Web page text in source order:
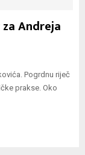
za Andreja
Pogrdnu riječ
prakse. Oko